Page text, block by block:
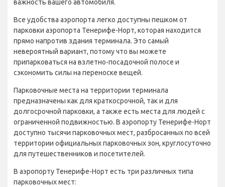
важность вашего автомобиля.
Все удобства аэропорта легко доступны пешком от
парковки аэропорта Тенерифе-Норт, которая находится
прямо напротив здания терминала. Это самый
невероятный вариант, потому что вы можете
припарковаться на взлетно-посадочной полосе и
сэкономить силы на переноске вещей.
Парковочные места на территории терминала
предназначены как для краткосрочной, так и для
долгосрочной парковки, а также есть места для людей с
ограниченной подвижностью. В аэропорту Тенерифе-Норт
доступно тысячи парковочных мест, разбросанных по всей
территории официальных парковочных зон, круглосуточно
для путешественников и посетителей.
В аэропорту Тенерифе-Норт есть три различных типа
парковочных мест: